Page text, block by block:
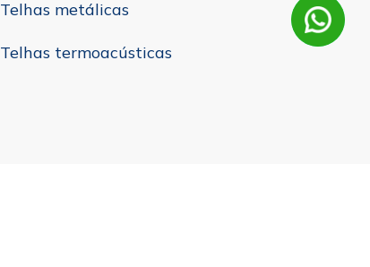
Telhas metálicas
Telhas termoacústicas